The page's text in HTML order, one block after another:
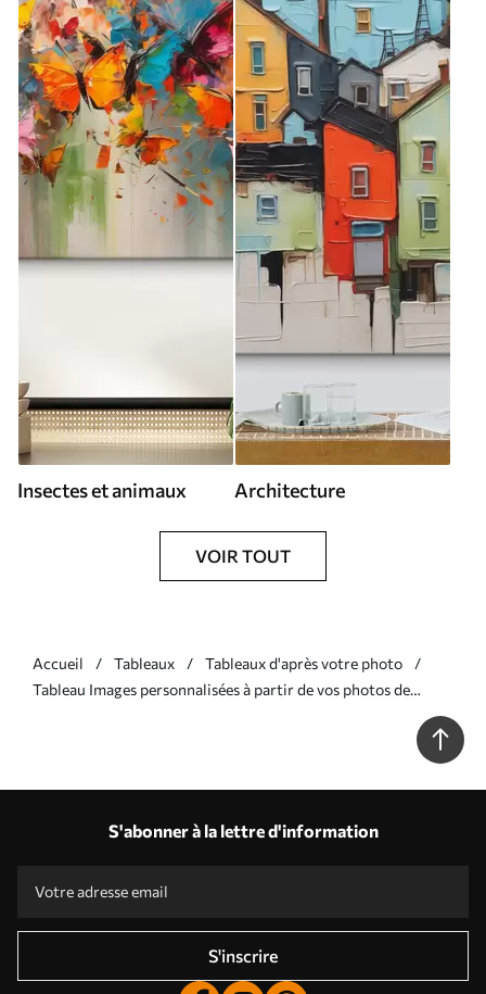
Insectes et animaux Architecture
VOIR TOUT
Accueil Tableaux
Tableaux d'après votre photo
Tableau Images personnalisées à partir de vos photos de
S'abonner à la lettre d'information
S'inscrire